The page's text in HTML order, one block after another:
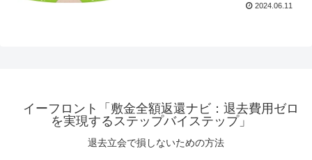
2024.06.11
イーフロント「敷金全額返還ナビ：退去費用ゼロ
を実現するステップバイステップ」
退去立会で損しないための方法